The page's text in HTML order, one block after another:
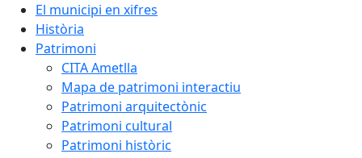
El municipi en xifres
Història
Patrimoni
CITA Ametlla
Mapa de patrimoni interactiu
Patrimoni arquitectònic
Patrimoni cultural
Patrimoni històric